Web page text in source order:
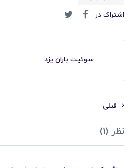
اشتراک در
سوئیت باران یزد
قبلی
نظر (1)